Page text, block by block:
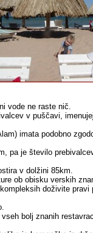
vode ne raste nič.
v puščavi,
imata podobno
pa je število
v dolžini 85km.
ob obisku verskih
doživite pravi
bolj znanih